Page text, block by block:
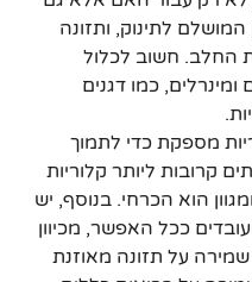
לתינוק, ותזונה
החלב. חשוב לכלול
ומינרלים, כמו דגנים
מספקת כדי לתמוך
קרובות ליותר קלוריות
הוא הכרחי. בנוסף, יש
ככל האפשר, מכיוון
על תזונה מאוזנת